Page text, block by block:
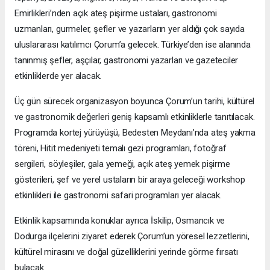
Emirlikleri’nden açık ateş pişirme ustaları, gastronomi
uzmanları, gurmeler, şefler ve yazarların yer aldığı çok sayıda
uluslararası katılımcı Çorum’a gelecek. Türkiye’den ise alanında
tanınmış şefler, aşçılar, gastronomi yazarları ve gazeteciler
etkinliklerde yer alacak.
Üç gün sürecek organizasyon boyunca Çorum’un tarihi, kültürel
ve gastronomik değerleri geniş kapsamlı etkinliklerle tanıtılacak.
Programda kortej yürüyüşü, Bedesten Meydanı’nda ateş yakma
töreni, Hitit medeniyeti temalı gezi programları, fotoğraf
sergileri, söyleşiler, gala yemeği, açık ateş yemek pişirme
gösterileri, şef ve yerel ustaların bir araya geleceği workshop
etkinlikleri ile gastronomi safari programları yer alacak.
Etkinlik kapsamında konuklar ayrıca İskilip, Osmancık ve
Dodurga ilçelerini ziyaret ederek Çorum’un yöresel lezzetlerini,
kültürel mirasını ve doğal güzelliklerini yerinde görme fırsatı
bulacak.